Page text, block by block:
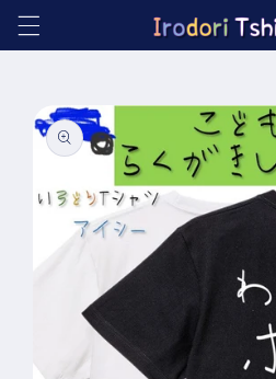
ンツに
商品情
報にス
キップ